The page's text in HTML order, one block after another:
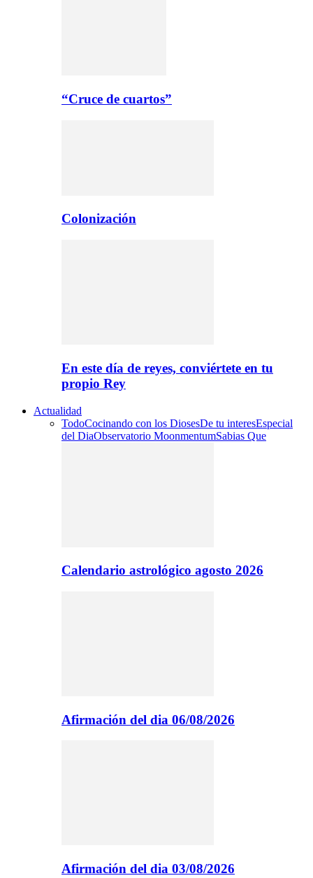
“Cruce de cuartos”
Colonización
En este día de reyes, conviértete en tu
propio Rey
Actualidad
TodoCocinando con los DiosesDe tu interesEspecial
del DiaObservatorio MoonmentumSabias Que
Calendario astrológico agosto 2026
Afirmación del dia 06/08/2026
Afirmación del dia 03/08/2026